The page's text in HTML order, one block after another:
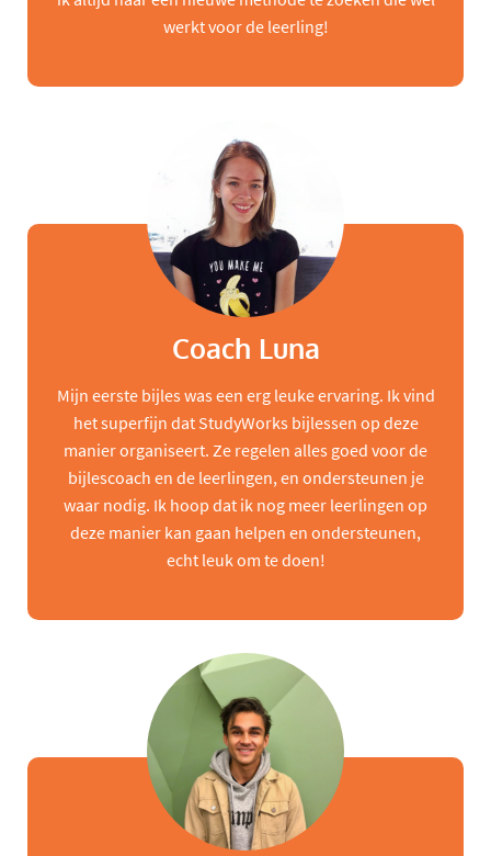
werkt voor de leerling!
Coach Luna
Mijn eerste bijles was een erg leuke ervaring. Ik vind
het superfijn dat StudyWorks bijlessen op deze
manier organiseert. Ze regelen alles goed voor de
bijlescoach en de leerlingen, en ondersteunen je
waar nodig. Ik hoop dat ik nog meer leerlingen op
deze manier kan gaan helpen en ondersteunen,
echt leuk om te doen!